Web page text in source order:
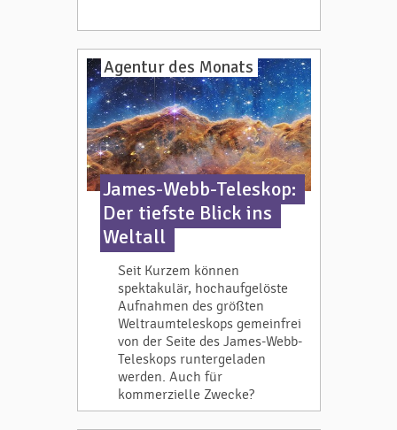
Agentur des Monats
James-Webb-Teleskop:
Der tiefste Blick ins
Weltall
Seit Kurzem können
spektakulär, hochaufgelöste
Aufnahmen des größten
Weltraumteleskops gemeinfrei
von der Seite des James-Webb-
Teleskops runtergeladen
werden. Auch für
kommerzielle Zwecke?